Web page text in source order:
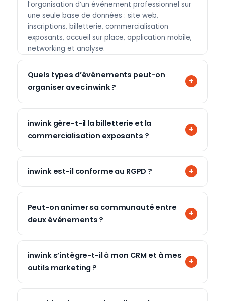
l’organisation d’un événement professionnel sur
une seule base de données : site web,
inscriptions, billetterie, commercialisation
exposants, accueil sur place, application mobile,
networking et analyse.
Quels types d’événements peut-on
organiser avec inwink ?
inwink gère-t-il la billetterie et la
commercialisation exposants ?
inwink est-il conforme au RGPD ?
Peut-on animer sa communauté entre
deux événements ?
inwink s’intègre-t-il à mon CRM et à mes
outils marketing ?